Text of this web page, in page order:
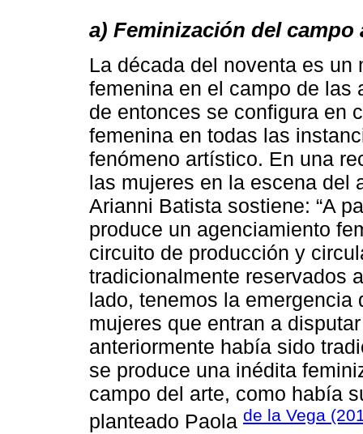
a) Feminización del
La década del noventa es
femenina en el campo de las
de entonces se configura en
femenina en todas las
fenómeno artístico. En una
las mujeres en la escena del
Arianni Batista sostiene: “A
produce un agenciamiento
circuito de producción y
tradicionalmente reservados
lado, tenemos la emergencia
mujeres que entran a
anteriormente había sido
se produce una inédita
campo del arte, como había
planteado Paola de la Vega